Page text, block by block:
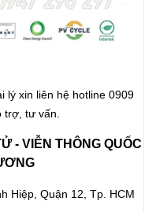
lý xin liên hệ hotline 0909
tư vấn.
- VIỄN THÔNG QUỐC
Hiệp, Quận 12, Tp. HCM